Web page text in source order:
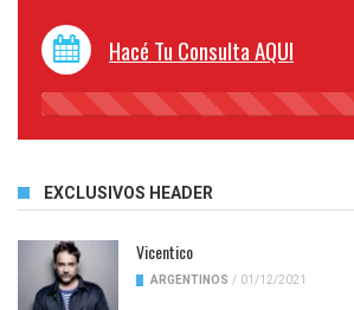
Hacé Tu Consulta AQUI
45%
EXCLUSIVOS HEADER
Vicentico
ARGENTINOS / 01/12/2021